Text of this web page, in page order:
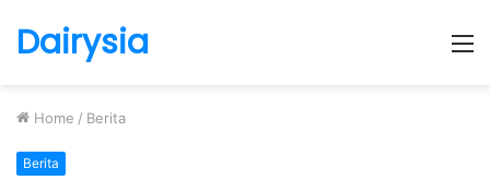
Dairysia
Home / Berita
Berita